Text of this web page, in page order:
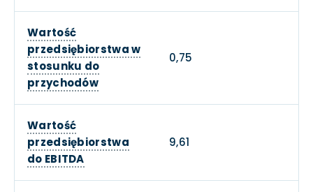
Wartość
przedsiębiorstwa w
stosunku do
przychodów
0,75
Wartość
przedsiębiorstwa
do EBITDA
9,61